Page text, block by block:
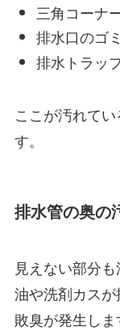
三角コーナ
排水口のゴ
排水トラッ
ここが汚れて
す。
排水管の奥の
見えない部分も
油や洗剤カス
敗臭が発生しま